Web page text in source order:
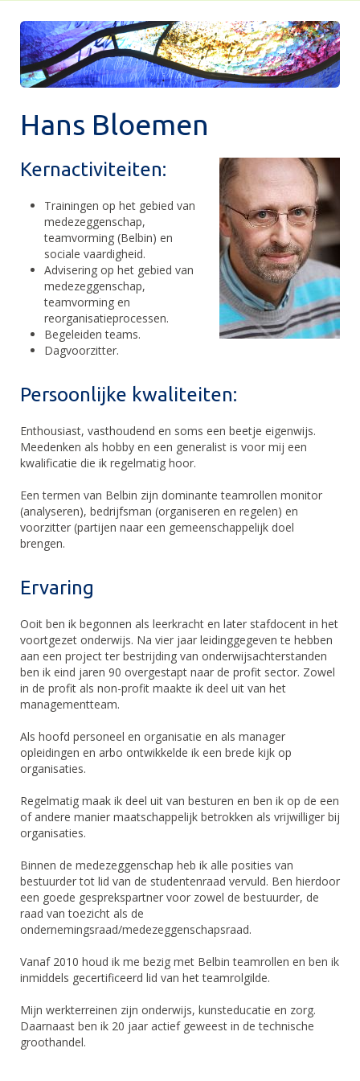
Hans Bloemen
Kernactiviteiten:
Trainingen op het gebied van
medezeggenschap,
teamvorming (Belbin) en
sociale vaardigheid.
Advisering op het gebied van
medezeggenschap,
teamvorming en
reorganisatieprocessen.
Begeleiden teams.
Dagvoorzitter.
Persoonlijke kwaliteiten:
Enthousiast, vasthoudend en soms een beetje eigenwijs.
Meedenken als hobby en een generalist is voor mij een
kwalificatie die ik regelmatig hoor.
Een termen van Belbin zijn dominante teamrollen monitor
(analyseren), bedrijfsman (organiseren en regelen) en
voorzitter (partijen naar een gemeenschappelijk doel
brengen.
Ervaring
Ooit ben ik begonnen als leerkracht en later stafdocent in het
voortgezet onderwijs. Na vier jaar leidinggegeven te hebben
aan een project ter bestrijding van onderwijsachterstanden
ben ik eind jaren 90 overgestapt naar de profit sector. Zowel
in de profit als non-profit maakte ik deel uit van het
managementteam.
Als hoofd personeel en organisatie en als manager
opleidingen en arbo ontwikkelde ik een brede kijk op
organisaties.
Regelmatig maak ik deel uit van besturen en ben ik op de een
of andere manier maatschappelijk betrokken als vrijwilliger bij
organisaties.
Binnen de medezeggenschap heb ik alle posities van
bestuurder tot lid van de studentenraad vervuld. Ben hierdoor
een goede gesprekspartner voor zowel de bestuurder, de
raad van toezicht als de
ondernemingsraad/medezeggenschapsraad.
Vanaf 2010 houd ik me bezig met Belbin teamrollen en ben ik
inmiddels gecertificeerd lid van het teamrolgilde.
Mijn werkterreinen zijn onderwijs, kunsteducatie en zorg.
Daarnaast ben ik 20 jaar actief geweest in de technische
groothandel.